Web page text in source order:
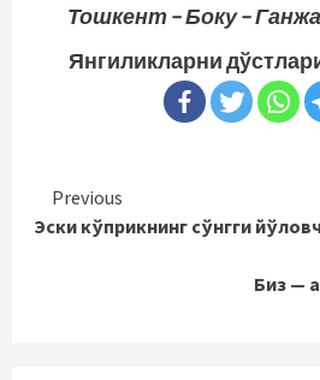
Тошкент – Боку –
Янгиликларни
Continue
Reading
Previous
Эски кўприкнинг сўнгги
Биз —